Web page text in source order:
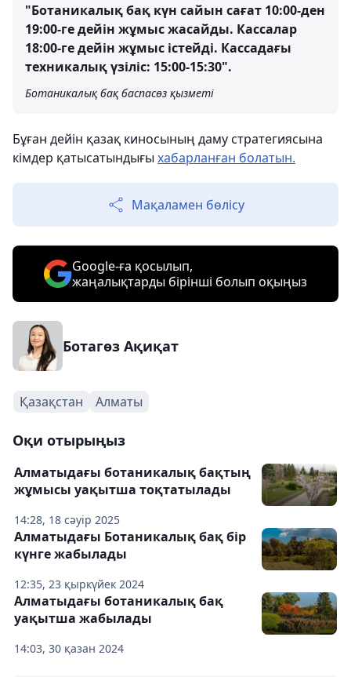
"Ботаникалық бақ күн сайын сағат 10:00-ден
19:00-ге дейін жұмыс жасайды. Кассалар
18:00-ге дейін жұмыс істейді. Кассадағы
техникалық үзіліс: 15:00-15:30".
Ботаникалық бақ баспасөз қызметі
Бұған дейін қазақ киносының даму стратегиясына
кімдер қатысатындығы хабарланған болатын.
Мақаламен бөлісу
Google-ға қосылып,
жаңалықтарды бірінші болып оқыңыз
Ботагөз Ақиқат
Қазақстан Алматы
Оқи отырыңыз
14:28, 18 сәуір 2025
Алматыдағы ботаникалық бақтың
жұмысы уақытша тоқтатылады
12:35, 23 қыркүйек 2024
Алматыдағы Ботаникалық бақ бір
күнге жабылады
14:03, 30 қазан 2024
Алматыдағы ботаникалық бақ
уақытша жабылады